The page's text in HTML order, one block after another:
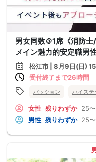
男女同数＠1席《消防
メイン魅力的安定職男
松江市 | 8月9日(日)
受付終了まで26時間
パッション ハイステ
女性 残りわずか 25
男性 残りわずか 25